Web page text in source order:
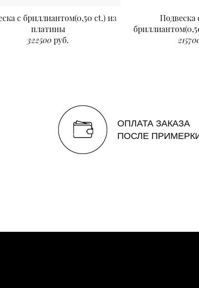
с бриллиантом(0,50 ct.) из
платины
322500руб.
Подвеска
ОПЛАТА ЗАКАЗА
ПОСЛЕ